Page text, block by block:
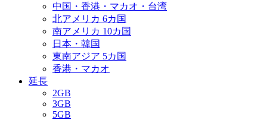
中国・香港・マカオ・台湾
北アメリカ 6カ国
南アメリカ 10カ国
日本・韓国
東南アジア 5カ国
香港・マカオ
延長
2GB
3GB
5GB